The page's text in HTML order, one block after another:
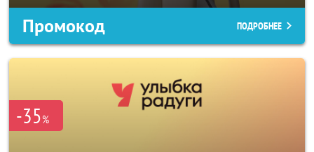
Промокод ПОДРОБНЕЕ
-35%